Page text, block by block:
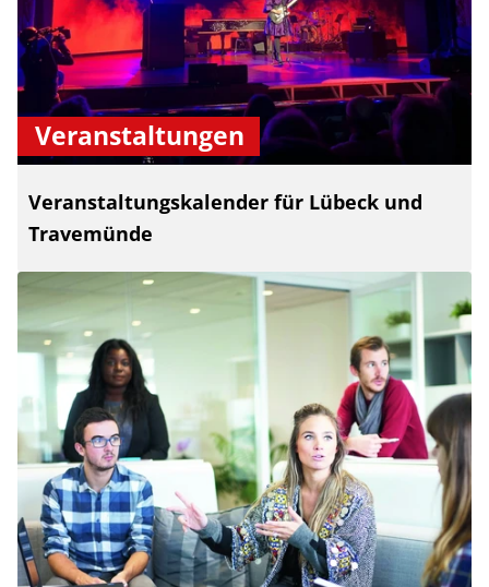
Veranstaltungen
Veranstaltungskalender für Lübeck und
Travemünde